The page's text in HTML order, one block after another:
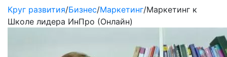
Круг развития/Бизнес/Маркетинг/Маркетинг к
Школе лидера ИнПро (Онлайн)